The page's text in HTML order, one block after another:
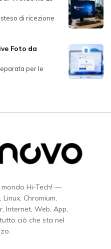
di ricezione
Foto da
per le
Hi-Tech! —
Chromium,
Internet, Web, App,
ciò che sta nel